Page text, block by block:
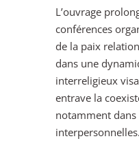
L’ouvrage
conférences
de la paix
dans une
interreligieux
entrave la
notamment
interpersonnelles.